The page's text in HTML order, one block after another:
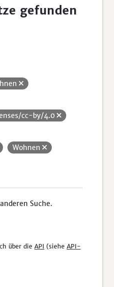
gefunden
cc-by/4.0
Wohnen
Suche.
über die API (siehe API-